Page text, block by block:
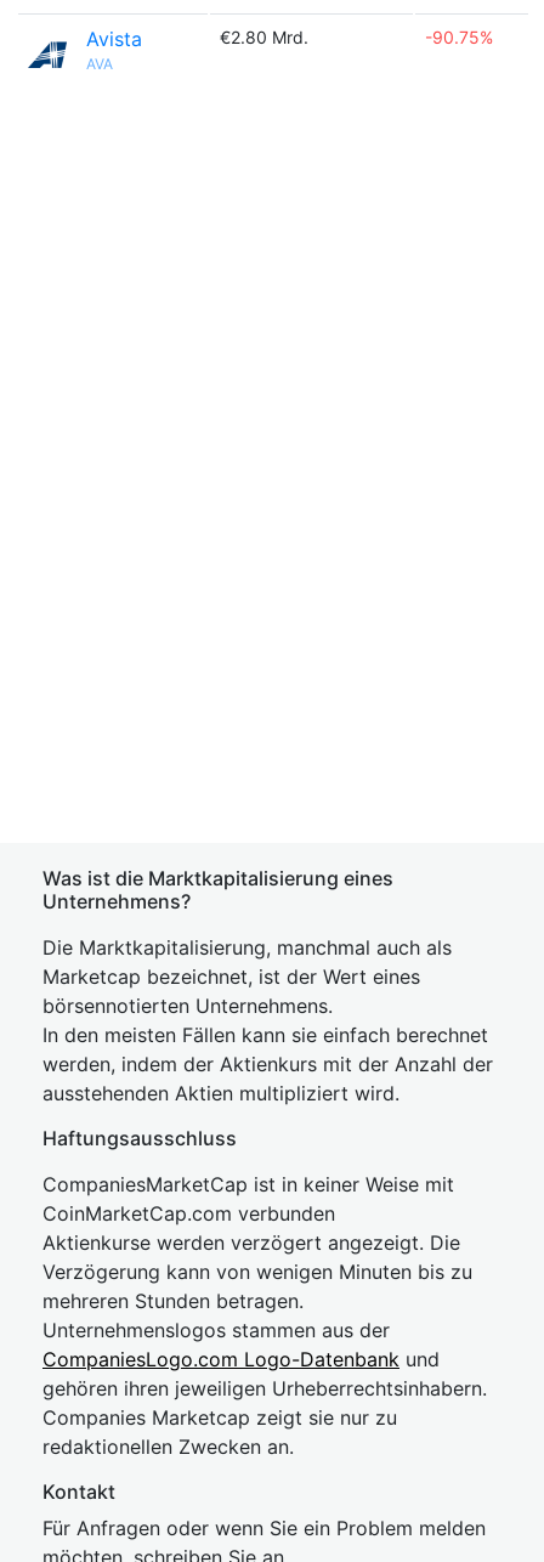
Avista
AVA
€2.80 Mrd. -90.75%
Was ist die Marktkapitalisierung eines
Unternehmens?
Die Marktkapitalisierung, manchmal auch als
Marketcap bezeichnet, ist der Wert eines
börsennotierten Unternehmens.
In den meisten Fällen kann sie einfach berechnet
werden, indem der Aktienkurs mit der Anzahl der
ausstehenden Aktien multipliziert wird.
Haftungsausschluss
CompaniesMarketCap ist in keiner Weise mit
CoinMarketCap.com verbunden
Aktienkurse werden verzögert angezeigt. Die
Verzögerung kann von wenigen Minuten bis zu
mehreren Stunden betragen.
Unternehmenslogos stammen aus der
CompaniesLogo.com Logo-Datenbank und
gehören ihren jeweiligen Urheberrechtsinhabern.
Companies Marketcap zeigt sie nur zu
redaktionellen Zwecken an.
Kontakt
Für Anfragen oder wenn Sie ein Problem melden
möchten, schreiben Sie an